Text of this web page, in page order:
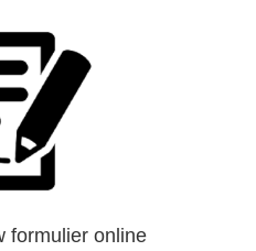
formulier online